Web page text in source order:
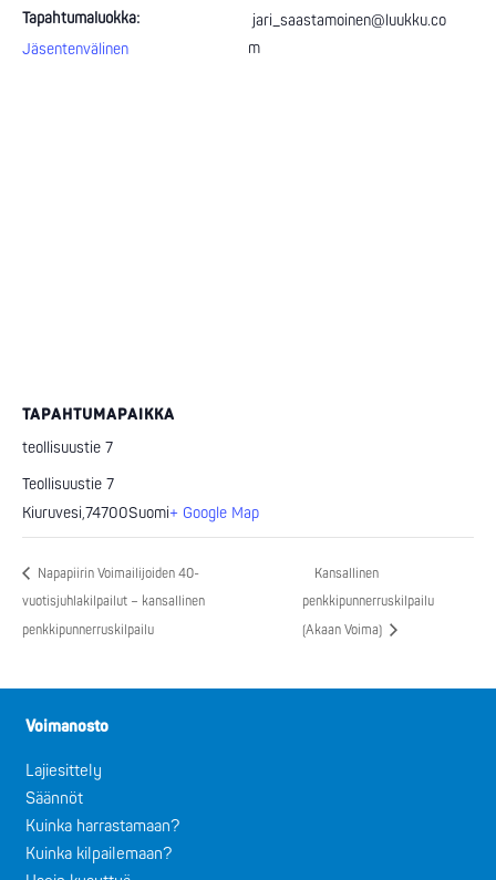
Tapahtumaluokka:
Jäsentenvälinen
jari_saastamoinen@luukku.co
m
TAPAHTUMAPAIKKA
teollisuustie 7
Teollisuustie 7
Kiuruvesi,74700Suomi+ Google Map
Napapiirin Voimailijoiden 40-
vuotisjuhlakilpailut – kansallinen
penkkipunnerruskilpailu
Kansallinen
penkkipunnerruskilpailu
(Akaan Voima)
Voimanosto
Lajiesittely
Säännöt
Kuinka harrastamaan?
Kuinka kilpailemaan?